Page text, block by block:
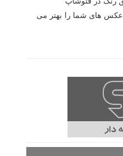
عکس های شما را بهتر می